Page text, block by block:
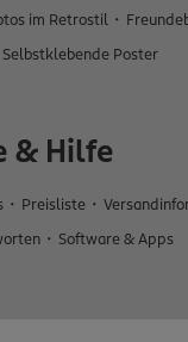
im Retrostil
Selbstklebende Poster
& Hilfe
Preisliste
Software & Apps